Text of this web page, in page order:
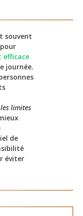
souvent
efficace
journée.
limites
de
éviter